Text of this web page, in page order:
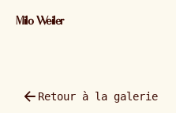
Milo Weiler
01 / 51 · 2026 · 2048×1365
Retour à la galerie